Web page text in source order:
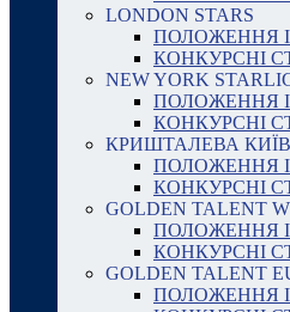
LONDON STARS
ПОЛОЖЕННЯ
КОНКУРСНІ
NEW YORK
ПОЛОЖЕННЯ
КОНКУРСНІ
КРИШТАЛЕВА
ПОЛОЖЕННЯ
КОНКУРСНІ
GOLDEN TALENT
ПОЛОЖЕННЯ
КОНКУРСНІ
GOLDEN TALENT
ПОЛОЖЕННЯ